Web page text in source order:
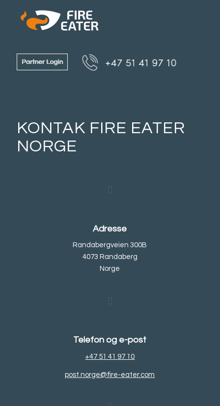
KONTAK FIRE EATER
NORGE
Adresse
Randabergveien 300B
4073 Randaberg
Norge
Telefon og e-post
+47 51 41 97 10
post.norge@fire-eater.com